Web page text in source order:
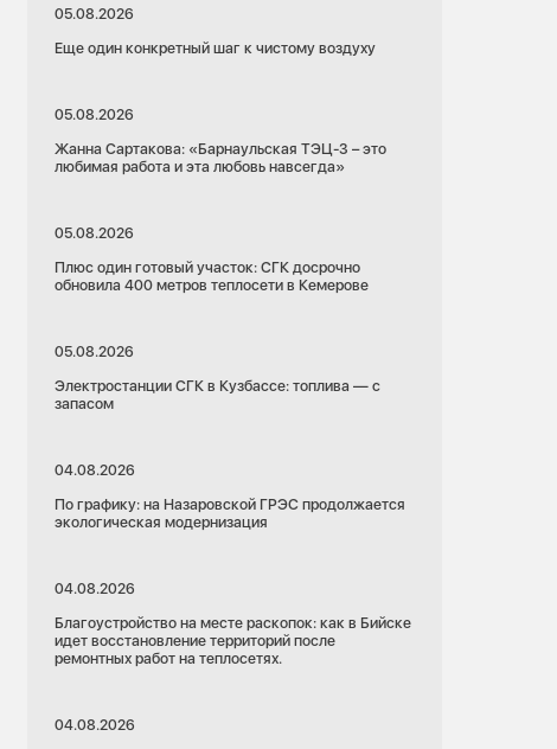
05.08.2026
Еще один конкретный шаг к чистому воздуху
05.08.2026
Жанна Сартакова: «Барнаульская ТЭЦ-3 – это
любимая работа и эта любовь навсегда»
05.08.2026
Плюс один готовый участок: СГК досрочно
обновила 400 метров теплосети в Кемерове
05.08.2026
Электростанции СГК в Кузбассе: топлива — с
запасом
04.08.2026
По графику: на Назаровской ГРЭС продолжается
экологическая модернизация
04.08.2026
Благоустройство на месте раскопок: как в Бийске
идет восстановление территорий после
ремонтных работ на теплосетях.
04.08.2026